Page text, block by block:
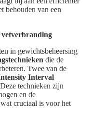
behouden van een
vetverbranding
in gewichtsbeheersing
die de
Twee van de
Interval
technieken zijn
en de
cruciaal is voor het